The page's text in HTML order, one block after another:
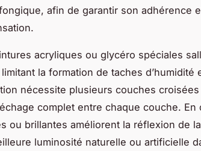
afin de garantir son adhérence
acryliques ou glycéro spéciales
la formation de taches d’humidité
nécessite plusieurs couches
complet entre chaque couche.
ou brillantes améliorent la réflexion de
luminosité naturelle ou artificielle